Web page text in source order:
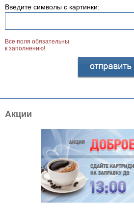
Акции
Введите символы с картинки:
Все поля обязательны
к заполнению!